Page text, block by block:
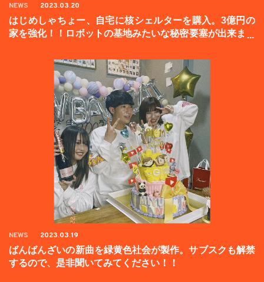
NEWS 2023.03.20
はじめしゃちょー、自宅に核シェルターを購入。3億円の
家を強化！！ロボットの基地みたいな秘密要塞が出来まし
NEWS 2023.03.19
ばんばんざいの新曲を緑黄色社会が製作。サブスクも解禁
するので、是非聞いてみてください！！